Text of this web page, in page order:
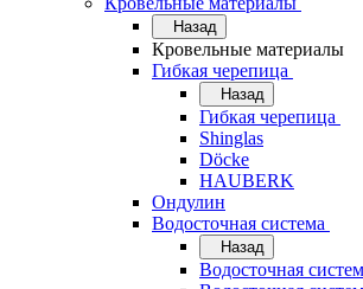
Назад
Кровельные материалы
Гибкая черепица
Назад
Гибкая черепица
Shinglas
Döcke
HAUBERK
Ондулин
Водосточная система
Назад
Водосточная